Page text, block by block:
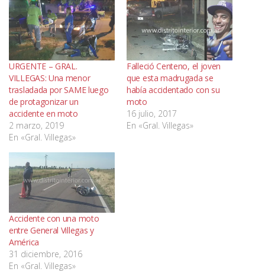
URGENTE – GRAL.
VILLEGAS: Una menor
trasladada por SAME luego
de protagonizar un
accidente en moto
2 marzo, 2019
En «Gral. Villegas»
Falleció Centeno, el joven
que esta madrugada se
había accidentado con su
moto
16 julio, 2017
En «Gral. Villegas»
Accidente con una moto
entre General Villegas y
América
31 diciembre, 2016
En «Gral. Villegas»